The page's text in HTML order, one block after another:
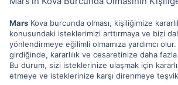
Mars Kova burcunda olması, kişiliğimize
konusundaki isteklerimizi arttırmaya ve bizi
yönlendirmeye eğilimli olmamıza yardımcı
girdiğinde, kararlılık ve cesaretinize daha fazla
Bu durum, sizi isteklerinize ulaşmak için
etmeye ve isteklerinize karşı direnmeye